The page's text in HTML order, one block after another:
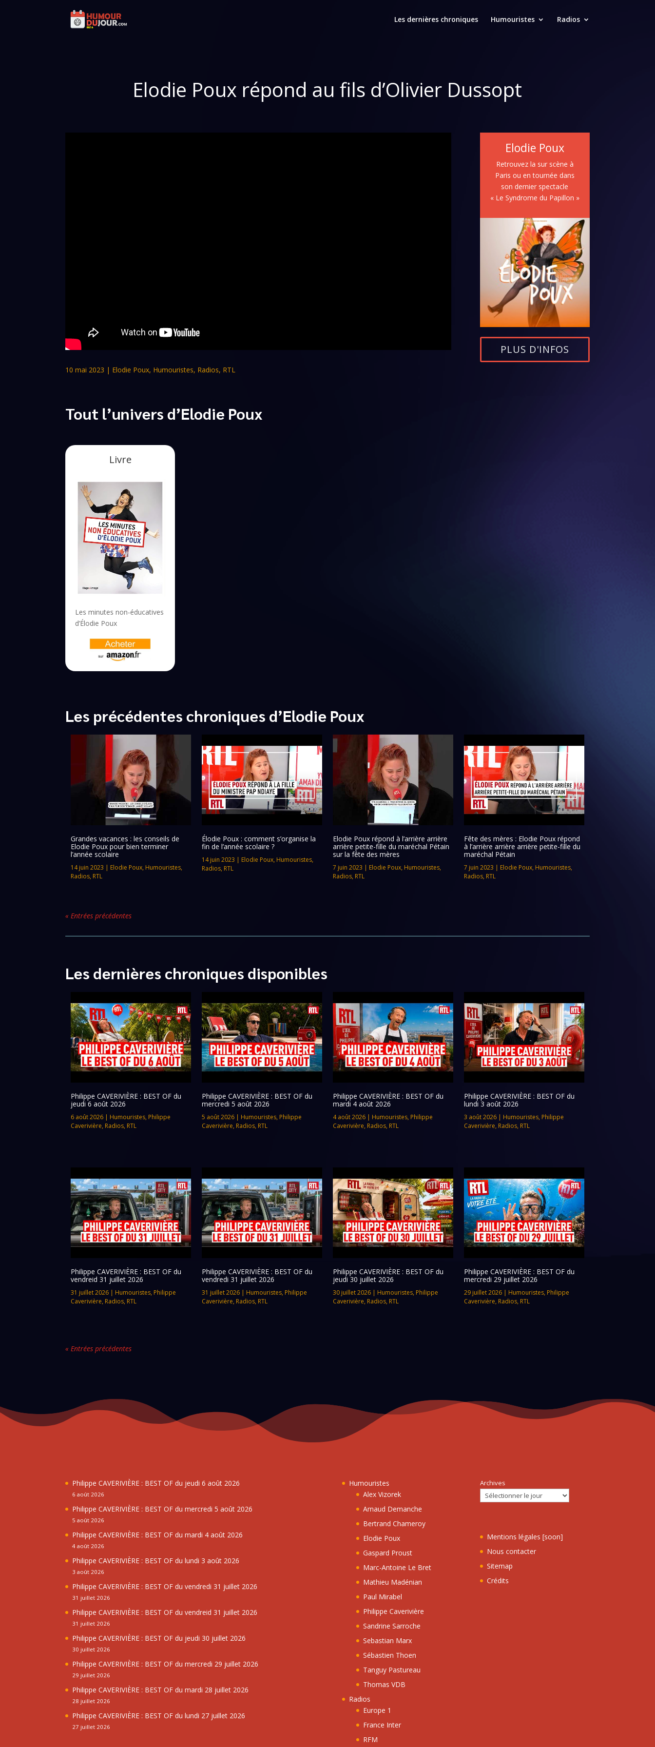
Les dernières chroniques Humouristes Radios
Elodie Poux répond au fils d’Olivier Dussopt
10 mai 2023 | Elodie Poux, Humouristes, Radios, RTL
Elodie Poux
Retrouvez la sur scène à
Paris ou en tournée dans
son dernier spectacle
« Le Syndrome du Papillon »
PLUS D'INFOS
Tout l’univers d’Elodie Poux
Livre
Les minutes non-éducatives
d’Élodie Poux
Les précédentes chroniques d’Elodie Poux
Grandes vacances : les conseils de
Elodie Poux pour bien terminer
l’année scolaire
14 juin 2023 | Elodie Poux, Humouristes,
Radios, RTL
Élodie Poux : comment s’organise la
fin de l’année scolaire ?
14 juin 2023 | Elodie Poux, Humouristes,
Radios, RTL
Elodie Poux répond à l’arrière arrière
arrière petite-fille du maréchal Pétain
sur la fête des mères
7 juin 2023 | Elodie Poux, Humouristes,
Radios, RTL
Fête des mères : Elodie Poux répond
à l’arrière arrière arrière petite-fille du
maréchal Pétain
7 juin 2023 | Elodie Poux, Humouristes,
Radios, RTL
« Entrées précédentes
Les dernières chroniques disponibles
Philippe CAVERIVIÈRE : BEST OF du
jeudi 6 août 2026
6 août 2026 | Humouristes, Philippe
Caverivière, Radios, RTL
Philippe CAVERIVIÈRE : BEST OF du
mercredi 5 août 2026
5 août 2026| Humouristes, Philippe
Caverivière, Radios, RTL
Philippe CAVERIVIÈRE : BEST OF du
mardi 4 août 2026
4 août 2026| Humouristes, Philippe
Caverivière, Radios, RTL
Philippe CAVERIVIÈRE : BEST OF du
lundi 3 août 2026
3 août 2026| Humouristes, Philippe
Caverivière, Radios, RTL
Philippe CAVERIVIÈRE : BEST OF du
vendreid 31 juillet 2026
31 juillet 2026 | Humouristes, Philippe
Caverivière, Radios, RTL
Philippe CAVERIVIÈRE : BEST OF du
vendredi 31 juillet 2026
31 juillet 2026| Humouristes, Philippe
Caverivière, Radios, RTL
Philippe CAVERIVIÈRE : BEST OF du
jeudi 30 juillet 2026
30 juillet 2026| Humouristes, Philippe
Caverivière, Radios, RTL
Philippe CAVERIVIÈRE : BEST OF du
mercredi 29 juillet 2026
29 juillet 2026| Humouristes, Philippe
Caverivière, Radios, RTL
« Entrées précédentes
Philippe CAVERIVIÈRE : BEST OF du jeudi 6 août 2026
6 août 2026
Philippe CAVERIVIÈRE : BEST OF du mercredi 5 août 2026
5 août 2026
Philippe CAVERIVIÈRE : BEST OF du mardi 4 août 2026
4 août 2026
Philippe CAVERIVIÈRE : BEST OF du lundi 3 août 2026
3 août 2026
Philippe CAVERIVIÈRE : BEST OF du vendredi 31 juillet 2026
31 juillet 2026
Philippe CAVERIVIÈRE : BEST OF du vendreid 31 juillet 2026
31 juillet 2026
Philippe CAVERIVIÈRE : BEST OF du jeudi 30 juillet 2026
30 juillet 2026
Philippe CAVERIVIÈRE : BEST OF du mercredi 29 juillet 2026
29 juillet 2026
Philippe CAVERIVIÈRE : BEST OF du mardi 28 juillet 2026
28 juillet 2026
Philippe CAVERIVIÈRE : BEST OF du lundi 27 juillet 2026
27 juillet 2026
Humouristes
Alex Vizorek
Arnaud Demanche
Bertrand Chameroy
Elodie Poux
Gaspard Proust
Marc-Antoine Le Bret
Mathieu Madénian
Paul Mirabel
Philippe Caverivière
Sandrine Sarroche
Sebastian Marx
Sébastien Thoen
Tanguy Pastureau
Thomas VDB
Radios
Europe 1
France Inter
RFM
Archives
Mentions légales [soon]
Nous contacter
Sitemap
Crédits